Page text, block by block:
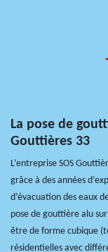
La pose de
Gouttières 33
L’entreprise SOS
grâce à des années
d’évacuation des eaux
pose de gouttière alu
être de forme cubique
résidentielles avec